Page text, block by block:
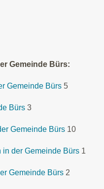
Gemeinde Bürs:
Gemeinde Bürs 5
Bürs 3
Gemeinde Bürs 10
der Gemeinde Bürs 1
Gemeinde Bürs 2